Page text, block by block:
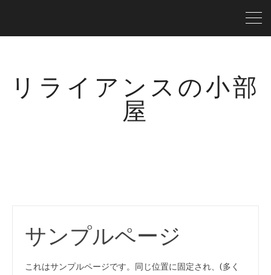
リライアンスの小部
屋
サンプルページ
これはサンプルページです。同じ位置に固定され、(多く